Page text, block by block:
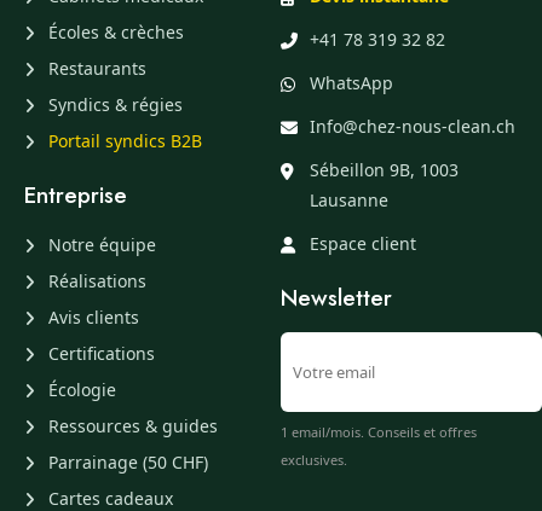
Écoles & crèches
Restaurants
Syndics & régies
Portail syndics B2B
Entreprise
Notre équipe
Réalisations
Avis clients
Certifications
Écologie
Ressources & guides
Parrainage (50 CHF)
Cartes cadeaux
+41 78 319 32 82
WhatsApp
Info@chez-nous-clean.ch
Sébeillon 9B, 1003
Lausanne
Espace client
Newsletter
1 email/mois. Conseils et offres
exclusives.